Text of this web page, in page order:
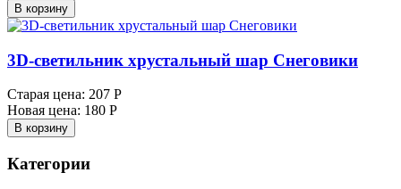
В корзину
3D-светильник хрустальный шар Снеговики
Старая цена: 207 Р
Новая цена: 180 Р
В корзину
Категории